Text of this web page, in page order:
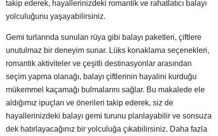
takip ederek, hayallerinizdeki romantik ve rahatlatıcı balayı
yolculuğunu yaşayabilirsiniz.
Gemi turlarında sunulan rüya gibi balayı paketleri, çiftlere
unutulmaz bir deneyim sunar. Lüks konaklama seçenekleri,
romantik aktiviteler ve çeşitli destinasyonlar arasından
seçim yapma olanağı, balayı çiftlerinin hayalini kurduğu
mükemmel kaçamağı bulmalarını sağlar. Bu makalede ele
aldığımız ipuçları ve önerileri takip ederek, siz de
hayallerinizdeki balayı gemi turunu planlayabilir ve sonsuza
dek hatırlayacağınız bir yolculuğa çıkabilirsiniz. Daha fazla